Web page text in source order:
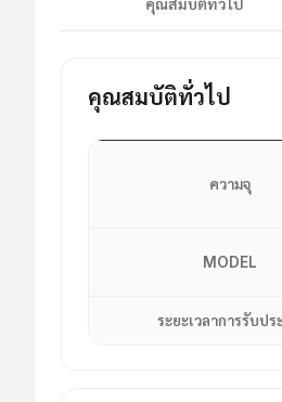
คุณสมบัติทั่วไป
ความจุ
MODEL
ระยะเวลาการรับปร